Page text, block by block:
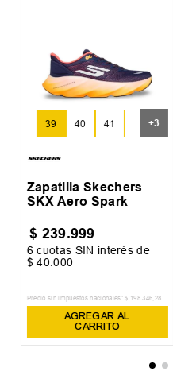
39 40 41 +3
Zapatilla Skechers
SKX Aero Spark
$ 239.999
6 cuotas SIN interés de
$ 40 .000
Precio sin impuestos nacionales: $ 198.346 28
AGREGAR AL
CARRITO